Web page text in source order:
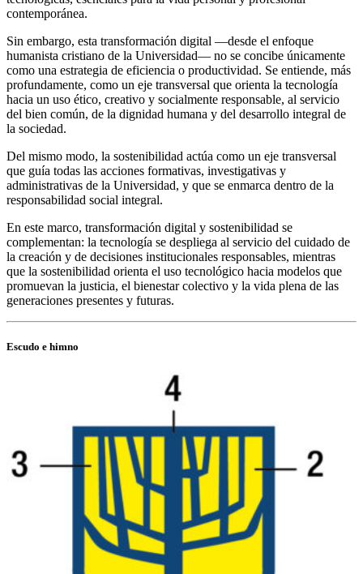
contemporánea.
Sin embargo, esta transformación digital —desde el enfoque
humanista cristiano de la Universidad— no se concibe únicamente
como una estrategia de eficiencia o productividad. Se entiende, más
profundamente, como un eje transversal que orienta la tecnología
hacia un uso ético, creativo y socialmente responsable, al servicio
del bien común, de la dignidad humana y del desarrollo integral de
la sociedad.
Del mismo modo, la sostenibilidad actúa como un eje transversal
que guía todas las acciones formativas, investigativas y
administrativas de la Universidad, y que se enmarca dentro de la
responsabilidad social integral.
En este marco, transformación digital y sostenibilidad se
complementan: la tecnología se despliega al servicio del cuidado de
la creación y de decisiones institucionales responsables, mientras
que la sostenibilidad orienta el uso tecnológico hacia modelos que
promuevan la justicia, el bienestar colectivo y la vida plena de las
generaciones presentes y futuras.
Escudo e himno